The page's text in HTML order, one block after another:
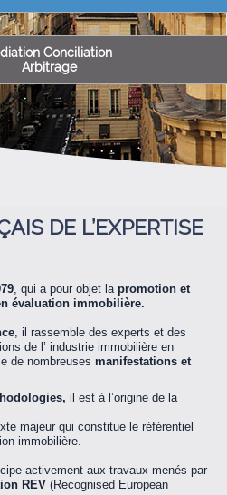
DE L’EXPERTISE
, qui a pour objet la promotion et
évaluation immobilière.
, il rassemble des experts et des
de l’ industrie immobilière en
de nombreuses manifestations et
il est à l’origine de la
majeur qui constitue le référentiel
immobilière.
activement aux travaux menés par
REV (Recognised European
Conciliation
Arbitrage